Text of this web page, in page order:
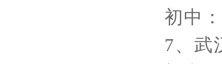
初中
7、武